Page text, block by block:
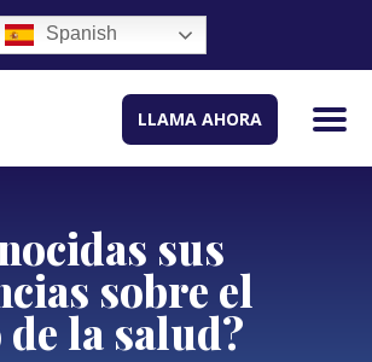
Spanish
LLAMA AHORA
sus
sobre el
la salud?